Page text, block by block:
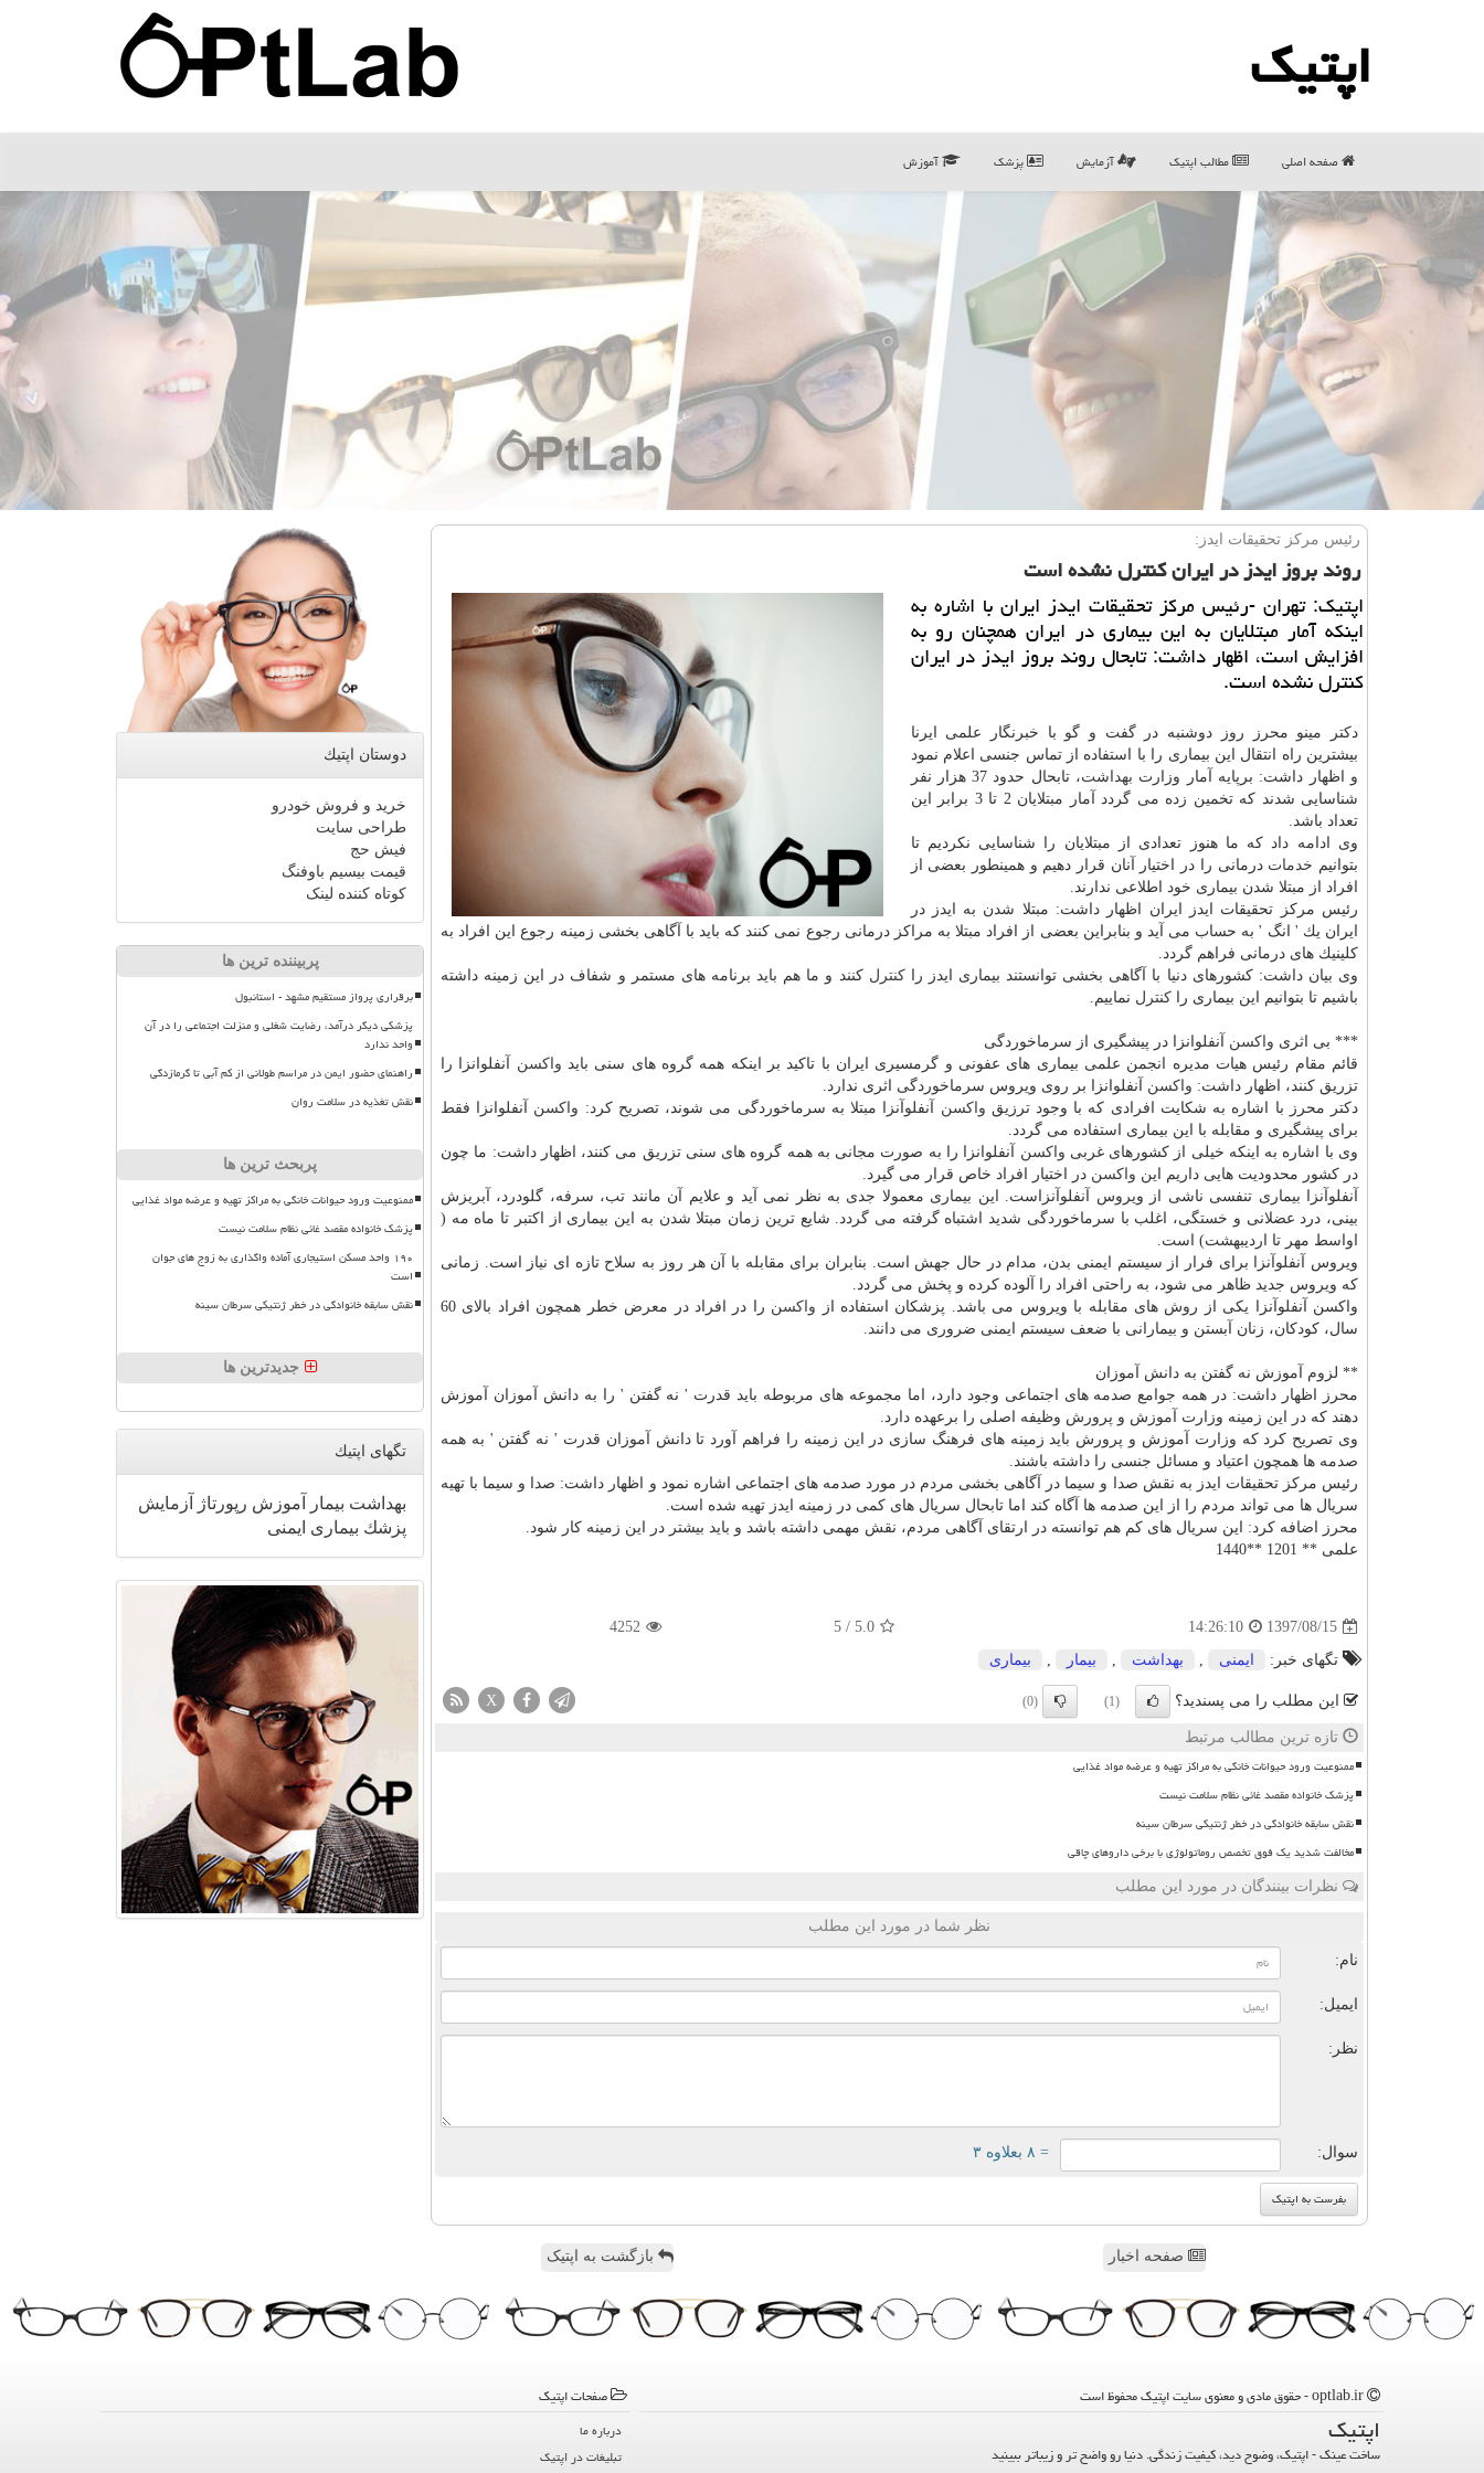
اپتیك
صفحه اصلی مطالب اپتیك آزمایش پزشک آموزش
رئیس مركز تحقیقات ایدز:
روند بروز ایدز در ایران كنترل نشده است
اپتیك: تهران -رئیس مركز تحقیقات ایدز ایران با اشاره به
اینكه آمار مبتلایان به این بیماری در ایران همچنان رو به
افزایش است، اظهار داشت: تابحال روند بروز ایدز در ایران
كنترل نشده است.
دكتر مینو محرز روز دوشنبه در گفت و گو با خبرنگار علمی ایرنا
بیشترین راه انتقال این بیماری را با استفاده از تماس جنسی اعلام نمود
و اظهار داشت: برپایه آمار وزارت بهداشت
، تابحال حدود 37 هزار نفر
شناسایی شدند كه تخمین زده می گردد آمار مبتلایان 2 تا 3 برابر این
تعداد باشد.
وی ادامه داد كه ما هنوز تعدادی از مبتلایان را شناسایی نكردیم تا
بتوانیم خدمات درمانی را در اختیار آنان قرار دهیم و همینطور بعضی از
افراد از مبتلا شدن بیماری خود اطلاعی ندارند.
رئیس مركز تحقیقات ایدز ایران اظهار داشت: مبتلا شدن به ایدز در
ایران یك ' انگ ' به حساب می آید و بنابراین بعضی از افراد مبتلا به مراكز درمانی رجوع نمی كنند كه باید با آگاهی بخشی زمینه رجوع این افراد به
كلینیك های درمانی فراهم گردد.
وی بیان داشت: كشورهای دنیا با آگاهی بخشی توانستند بیماری ایدز راكنترل كنند و ما هم باید برنامه های مستمر و شفاف در این زمینه داشته
باشیم تا بتوانیم این بیماری را كنترل نماییم.
*** بی اثری واكسن آنفلوانزا در پیشگیری از سرماخوردگی
قائم مقام رئیس هیات مدیره انجمن علمی بیماری های عفونی و گرمسیری ایران با تاكید بر اینكه همه گروه های سنی باید واكسن آنفلوانزا را
تزریق كنند، اظهار داشت: واكسن آنفلوانزا بر روی ویروس سرماخوردگی اثری ندارد.
دكتر محرز با اشاره به شكایت افرادی كه با وجود ترزیق واكسن آنفلوآنزا مبتلا به سرماخوردگی می شوند، تصریح كرد: واكسن آنفلوانزا فقط
برای پیشگیری و مقابله با این بیماری استفاده می گردد.
وی با اشاره به اینكه خیلی از كشورهای غربی واكسن آنفلوانزا را به صورت مجانی به همه گروه های سنی تزریق می كنند، اظهار داشت: ما چون
در كشور محدودیت هایی داریم این واكسن در اختیار افراد خاص قرار می گیرد.
آنفلوآنزا بیماری تنفسی ناشی از ویروس آنفلوآنزاست. این بیماری معمولا جدی به نظر نمی آید و علایم آن مانند تب، سرفه، گلودرد، آبریزش
بینی، درد عضلانی و خستگی، اغلب با سرماخوردگی شدید اشتباه گرفته می گردد. شایع ترین زمان مبتلا شدن به این بیماری از اكتبر تا ماه مه (
اواسط مهر تا اردیبهشت) است.
ویروس آنفلوآنزا برای فرار از سیستم ایمنی بدن، مدام در حال جهش است. بنابران برای مقابله با آن هر روز به سلاح تازه ای نیاز است. زمانی
كه ویروس جدید ظاهر می شود، به راحتی افراد را آلوده كرده و پخش می گردد.
واكسن آنفلوآنزا یكی از روش های مقابله با ویروس می باشد. پزشكان استفاده از واكسن
را در افراد در معرض خطر همچون افراد بالای 60
سال، كودكان، زنان آبستن و بیمارانی با ضعف سیستم ایمنی ضروری می دانند.
** لزوم آموزش نه گفتن به دانش آموزان
محرز اظهار داشت: در همه جوامع صدمه های اجتماعی وجود دارد، اما مجموعه های مربوطه باید قدرت ' نه گفتن ' را به دانش آموزان آموزش
دهند كه در این زمینه وزارت آموزش و پرورش وظیفه اصلی را برعهده دارد.
وی تصریح كرد كه وزارت آموزش و پرورش باید زمینه های فرهنگ سازی در این زمینه را فراهم آورد تا دانش آموزان قدرت ' نه گفتن ' به همه
صدمه ها همچون اعتیاد و مسائل جنسی را داشته باشند.
رئیس مركز تحقیقات ایدز به نقش صدا و سیما در آگاهی بخشی مردم در مورد صدمه های اجتماعی اشاره نمود و اظهار داشت: صدا و سیما با تهیه
سریال ها می تواند مردم را از این صدمه ها آگاه كند اما تابحال سریال های كمی در زمینه ایدز تهیه شده است.
محرز اضافه كرد: این سریال های كم هم توانسته در ارتقای آگاهی مردم، نقش مهمی داشته باشد و باید بیشتر در این زمینه كار شود.
علمی ** 1201 **1440
1397/08/15
14:26:10
5.0
/
5
4252
تگهای خبر: ایمنی , بهداشت , بیمار , بیماری
این مطلب را می پسندید؟ (1)
(0)
X
تازه ترین مطالب مرتبط
ممنوعیت ورود حیوانات خانگی به مراکز تهیه و عرضه مواد غذایی
پزشک خانواده مقصد غائی نظام سلامت نیست
نقش سابقه خانوادگی در خطر ژنتیکی سرطان سینه
مخالفت شدید یک فوق تخصص روماتولوژی با برخی داروهای چاقی
نظرات بینندگان در مورد این مطلب
نظر شما در مورد این مطلب
نام:
ایمیل:
نظر:
سوال: = ۸ بعلاوه ۳
دوستان اپتیك
خرید و فروش خودرو
طراحی سایت
فیش حج
قیمت بیسیم باوفنگ
کوتاه کننده لینک
پربیننده ترین ها
برقراری پرواز مستقیم مشهد - استانبول
پزشکی دیگر درآمد، رضایت شغلی و منزلت اجتماعی را در آن
واحد ندارد
راهنمای حضور ایمن در مراسم طولانی از کم آبی تا گرمازدگی
نقش تغذیه در سلامت روان
پربحث ترین ها
ممنوعیت ورود حیوانات خانگی به مراکز تهیه و عرضه مواد غذایی
پزشک خانواده مقصد غائی نظام سلامت نیست
۱۹۰ واحد مسکن استیجاری آماده واگذاری به زوج های جوان
است
نقش سابقه خانوادگی در خطر ژنتیکی سرطان سینه
جدیدترین ها
تگهای اپتیك
بهداشت بیمار آموزش رپورتاژ
آزمایش
پزشك بیماری ایمنی
صفحه اخبار بازگشت به اپتیک
اپتیك
ساخت عینک - اپتیک، وضوح دید، کیفیت زندگی. دنیا رو واضح تر و زیباتر ببینید
صفحات اپتیك
درباره ما
تبلیغات در اپتیك